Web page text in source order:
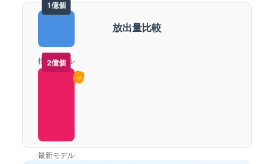
放出量比較
1億個
標準モデル
2億個
×2
最新モデル